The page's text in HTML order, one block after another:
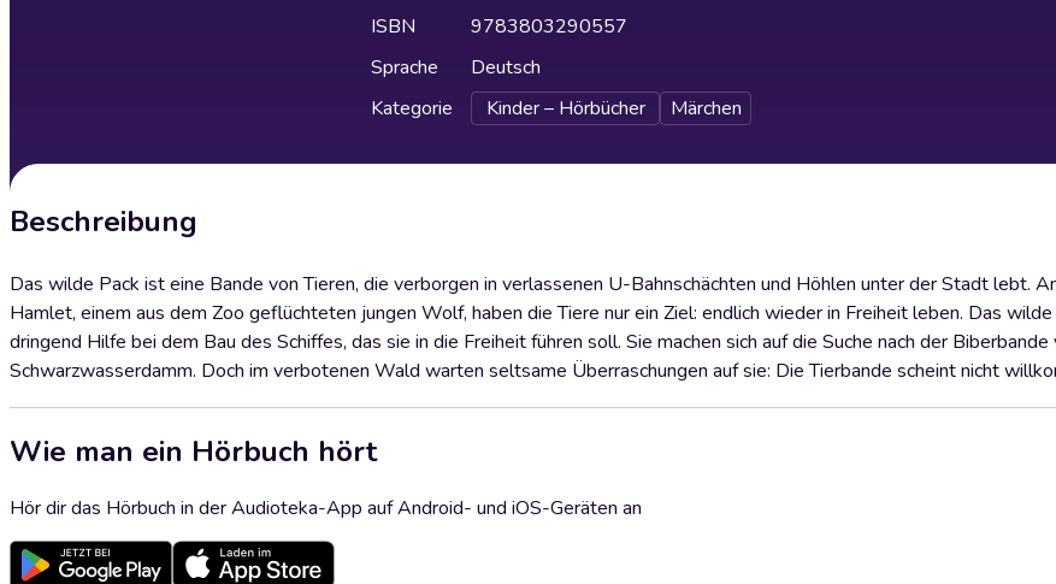
ISBN
9783803290557
Sprache
Deutsch
Kategorie
Kinder – Hörbücher Märchen
Beschreibung
Das wilde Pack ist eine Bande von Tieren, die verborgen in verlassenen U-Bahnschächten und Höhlen unter der Stadt lebt.
Hamlet, einem aus dem Zoo geflüchteten jungen Wolf, haben die Tiere nur ein Ziel: endlich wieder in Freiheit leben. Das
dringend Hilfe bei dem Bau des Schiffes, das sie in die Freiheit führen soll. Sie machen sich auf die Suche nach der Biberbande
Schwarzwasserdamm. Doch im verbotenen Wald warten seltsame Überraschungen auf sie: Die Tierbande scheint nicht
Wie man ein Hörbuch hört
Hör dir das Hörbuch in der Audioteka-App auf Android- und iOS-Geräten an